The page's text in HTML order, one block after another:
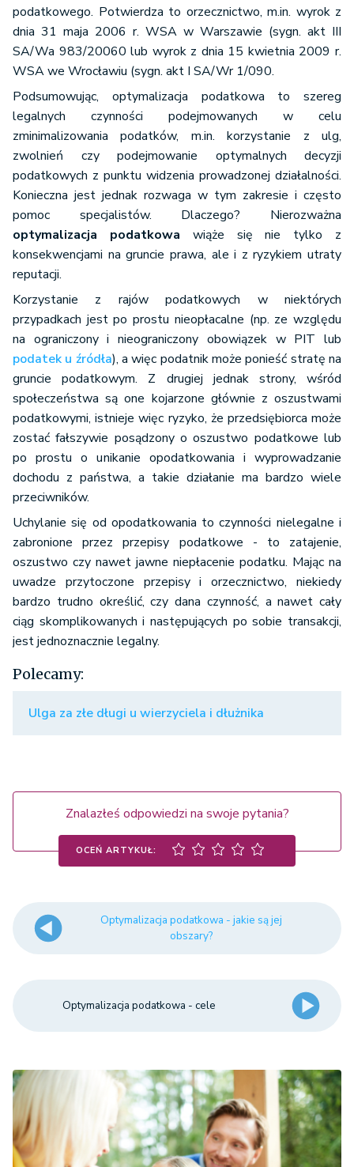
podatkowego. Potwierdza to orzecznictwo, m.in. wyrok z
dnia 31 maja 2006 r. WSA w Warszawie (sygn. akt III
SA/Wa 983/20060 lub wyrok z dnia 15 kwietnia 2009 r.
WSA we Wrocławiu (sygn. akt I SA/Wr 1/090.
Podsumowując, optymalizacja podatkowa to szereg
legalnych czynności podejmowanych w celu
zminimalizowania podatków, m.in. korzystanie z ulg,
zwolnień czy podejmowanie optymalnych decyzji
podatkowych z punktu widzenia prowadzonej działalności.
Konieczna jest jednak rozwaga w tym zakresie i często
pomoc specjalistów. Dlaczego? Nierozważna
optymalizacja podatkowa wiąże się nie tylko z
konsekwencjami na gruncie prawa, ale i z ryzykiem utraty
reputacji.
Korzystanie z rajów podatkowych w niektórych
przypadkach jest po prostu nieopłacalne (np. ze względu
na ograniczony i nieograniczony obowiązek w PIT lub
podatek u źródła), a więc podatnik może ponieść stratę na
gruncie podatkowym. Z drugiej jednak strony, wśród
społeczeństwa są one kojarzone głównie z oszustwami
podatkowymi, istnieje więc ryzyko, że przedsiębiorca może
zostać fałszywie posądzony o oszustwo podatkowe lub
po prostu o unikanie opodatkowania i wyprowadzanie
dochodu z państwa, a takie działanie ma bardzo wiele
przeciwników.
Uchylanie się od opodatkowania to czynności nielegalne i
zabronione przez przepisy podatkowe - to zatajenie,
oszustwo czy nawet jawne niepłacenie podatku. Mając na
uwadze przytoczone przepisy i orzecznictwo, niekiedy
bardzo trudno określić, czy dana czynność, a nawet cały
ciąg skomplikowanych i następujących po sobie transakcji,
jest jednoznacznie legalny.
Polecamy:
Ulga za złe długi u wierzyciela i dłużnika
Znalazłeś odpowiedzi na swoje pytania?
OCEŃ ARTYKUŁ:
Optymalizacja podatkowa - jakie są jej
obszary?
Optymalizacja podatkowa - cele